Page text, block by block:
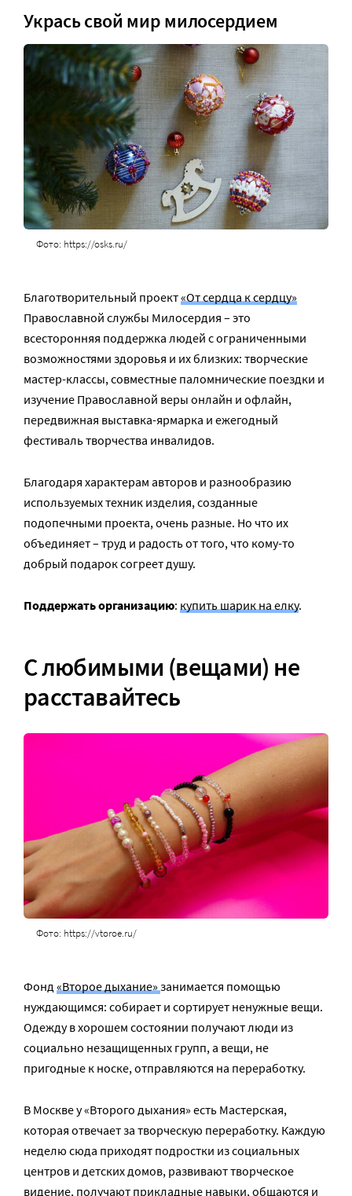
Укрась свой мир милосердием
Фото: https://osks.ru/
Благотворительный проект«От сердца к сердцу»
Православной службы Милосердия – это
всесторонняя поддержка людей с ограниченными
возможностями здоровья и их близких: творческие
мастер-классы, совместные паломнические поездки и
изучение Православной веры онлайн и офлайн,
передвижная выставка-ярмарка и ежегодный
фестиваль творчества инвалидов.
Благодаря характерам авторов и разнообразию
используемых техник изделия, созданные
подопечными проекта, очень разные. Но что их
объединяет – труд и радость от того, что кому-то
добрый подарок согреет душу.
Поддержать организацию: купить шарик на елку.
С любимыми (вещами) не
расставайтесь
Фото: https://vtoroe.ru/
Фонд«Второе дыхание»занимается помощью
нуждающимся: собирает и сортирует ненужные вещи.
Одежду в хорошем состоянии получают люди из
социально незащищенных групп, а вещи, не
пригодные к носке, отправляются на переработку.
В Москве у «Второго дыхания» есть Мастерская,
которая отвечает за творческую переработку. Каждую
неделю сюда приходят подростки из социальных
центров и детских домов, развивают творческое
видение, получают прикладные навыки, общаются и